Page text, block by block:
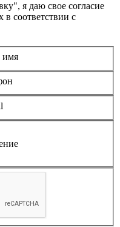
я даю свое согласие
соответствии с
имя